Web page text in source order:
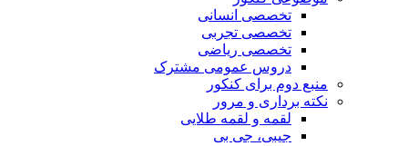
تخصصی انسانی
تخصصی تجربی
تخصصی ریاضی
دروس عمومی مشترک
منبع دوم برای کنکور
نکته برداری و مرور
لقمه و لقمه طلایی
جیبی، جی بی